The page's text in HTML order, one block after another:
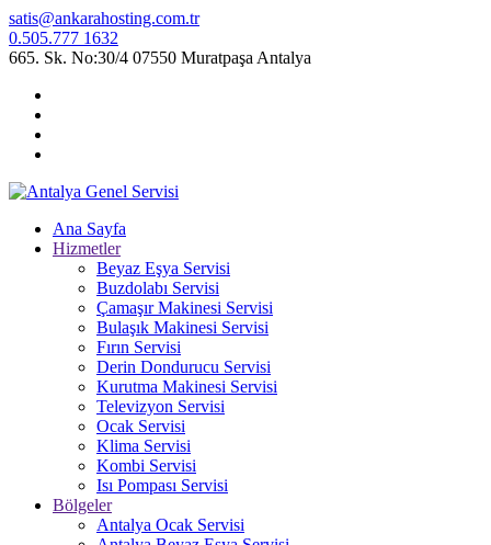
satis@ankarahosting.com.tr
0.505.777 1632
665. Sk. No:30/4 07550 Muratpaşa Antalya
Ana Sayfa
Hizmetler
Beyaz Eşya Servisi
Buzdolabı Servisi
Çamaşır Makinesi Servisi
Bulaşık Makinesi Servisi
Fırın Servisi
Derin Dondurucu Servisi
Kurutma Makinesi Servisi
Televizyon Servisi
Ocak Servisi
Klima Servisi
Kombi Servisi
Isı Pompası Servisi
Bölgeler
Antalya Ocak Servisi